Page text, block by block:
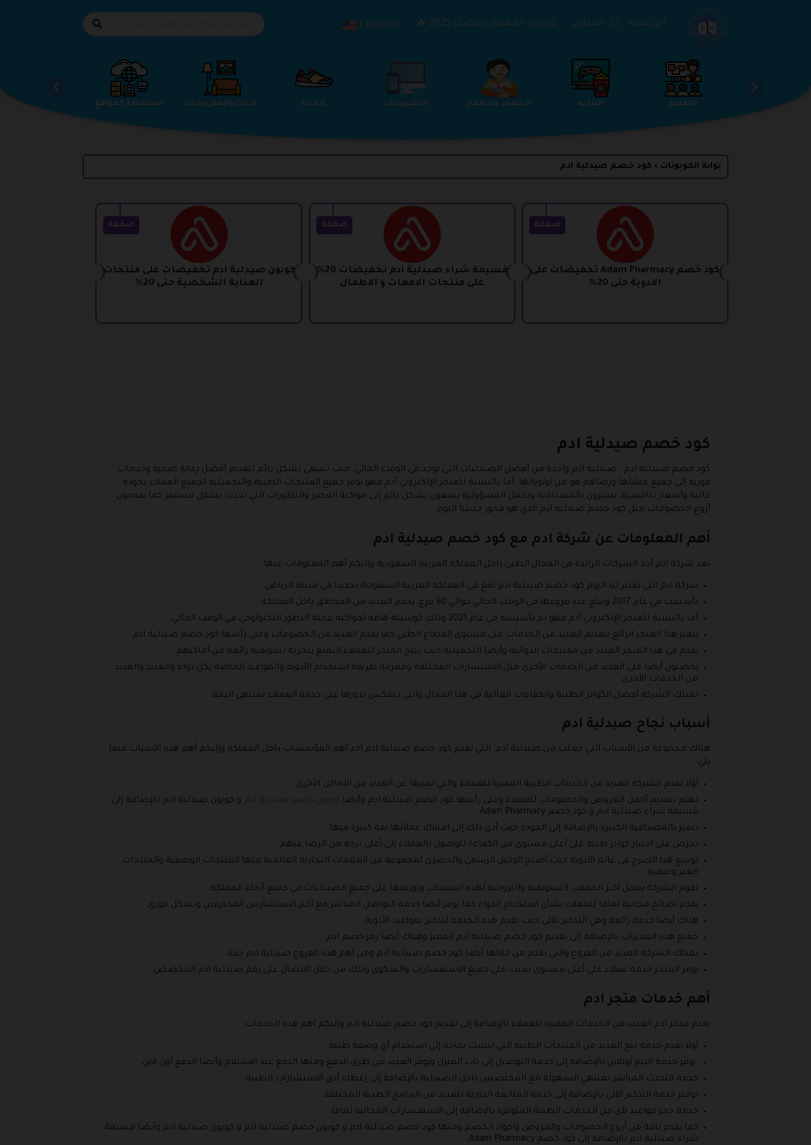
الرئيسية كل المتاجر عروض الجمعة البيضاء 2025 🔥 ENGLISH
استضافة المواقع الاثاث والمفروشات الاحذية الالكترونيات الامهات والاطفال الترفيه التعليم الجمال والعناية الخدمات
بوابة الكوبونات > كود خصم صيدلية ادم
صفقة
كود خصم Adam Pharmacy تخفيضات على
الادوية حتى 20%
صفقة
قسيمة شراء صيدلية ادم تخفيضات 20%
على منتجات الامهات و الاطفال
صفقة
كوبون صيدلية ادم تخفيضات على منتجات
العناية الشخصية حتى 20%
كود خصم صيدلية ادم
كود خصم صيدلية ادم ، صيدلية ادم واحدة من أفضل الصيدليات التي توجد في الوقت الحالي، حيث تسعى بشكل دائم لتقديم أفضل رعاية صحية وخدمات
فورية إلى جميع عملائها ورضاهم هو من اولوياتها، أما بالنسبة للمتجر الإلكتروني آدم فهو يوفر جميع المنتجات الطبية والتجميلية لجميع العملاء بجودة
عالية وأسعار تنافسية، يتميزون بالمصداقية وتحمل المسؤولية يسعون بشكل دائم إلى مواكبة العصر والتطورات التي تحدث بشكل مستمر كما يقدمون
أروع الخصومات مثل كود خصم صيدلية ادم الذي هو محور حديثنا اليوم.
أهم المعلومات عن شركة ادم مع كود خصم صيدلية ادم
تعد شركة ادم أحد الشركات الرائدة في المجال الطبي داخل المملكة العربية السعودية وإليكم أهم المعلومات عنها:
شركة ادم التي تقدم لنا اليوم كود خصم صيدلية ادم تقع في المملكة العربية السعودية تحديدا في مدينة الرياض.
تأسست في عام 2017 ويبلغ عدد فروعها في الوقت الحالي حوالي 60 فرع، يخدم العديد من المناطق داخل المملكة.
أما بالنسبة للمتجر الإلكتروني آدم فهو تم تأسيسه في عام 2021 وذلك كوسيلة هامة لمواكبة عجلة التطور التكنولوجي في الوقت الحالي.
يتميز هذا المتجر الرائع بتقديم العديد من الخدمات على مستوى القطاع الطبي كما يقدم العديد من الخصومات وعلى رأسها كود خصم صيدلية ادم.
يقدم في هذا المتجر العديد من المنتجات الدوائية وأيضا التجميلية حيث يتيح المتجر للعملاء التمتع بتجربة تسويقية رائعة من أماكنهم.
يحصلون أيضا على العديد من الخدمات الأخرى مثل الاستشارات المختلفة ومعرفة طريقة استخدام الأدوية والمواعيد الخاصة بكل دواء والعديد والعديد
من الخدمات الأخرى.
تمتلك الشركة أفضل الكوادر الطبية والكفاءات العالية في هذا المجال والتي تنعكس بدورها على خدمة العملاء بمنتهى الدقة.
أسباب نجاح صيدلية ادم
هناك مجموعة من الأسباب التي جعلت من صيدلية ادم التي تقدم كود خصم صيدلية ادم أحد أهم المؤسسات داخل المملكة وإليكم أهم هذه الأسباب فيما
يلي:
أولا تقدم الشركة العديد من الخدمات الطبية المميزة للعملاء والتي تميزها عن العديد من الأماكن الأخرى.
تهتم بتقديم أجمل العروض والخصومات للعملاء وعلى رأسها كود خصم صيدلية ادم وأيضا كوبون خصم صيدلية ادم و كوبون صيدلية ادم بالإضافة إلى
قسيمة شراء صيدلية ادم و كود خصم Adam Pharmacy.
تتميز بالمصداقية الكبيرة بالإضافة إلى الجودة حيث أدى ذلك إلى امتلاك عملائها ثقة كبيرة فيها.
تحرص على اختيار كوادر طبية على أعلى مستوى من الكفاءة للوصول بالعملاء إلى أعلى درجة من الرضا عنهم.
توسع هذا الصرح في عالم الأدوية حيث أصبح الوكيل الرسمي والحصري لمجموعة من العلامات التجارية العالمية منها المنتجات الوصفية والمنتجات
الغير وصفية.
تقوم الشركة بعمل أكبر الحملات التسويقية والتروجية لهذه المنتجات وتوزيعها على جميع الصيدليات في جميع أنحاء المملكة.
يقدم نصائح مجانية تماما للعملاء بشأن استخدام الدواء كما يوفر أيضا خدمة التواصل المباشر مع أكبر الاستشاريين المحترفين وبشكل فوري.
هناك أيضا خدمة رائعة وهي التذكير الآلي حيث تقدم هذه الخدمة لتذكير بمواعيد الأدوية.
جميع هذه المميزات بالإضافة إلى تقديم كود خصم صيدلية ادم المميز وهناك أيضا رمز خصم ادم.
تمتلك الشركة العديد من الفروع والتي تقدم من خلالها أيضا كود خصم صيدلية ادم ومن أهم هذه الفروع صيدلية ادم جدة.
يوفر المتجر خدمة عملاء على أعلى مستوى تجيب على جميع الاستفسارات والشكوى وذلك من خلال الاتصال على رقم صيدلية ادم المخصص.
أهم خدمات متجر ادم
يقدم متجر ادم العديد من الخدمات المميزة للعملاء بالإضافة إلى تقديم كود خصم صيدلية ادم وإليكم أهم هذه الخدمات:
أولا تقدم خدمة بيع العديد من المنتجات الطبية التي ليست بحاجة إلى استخدام أي وصفة طبية.
يوفر خدمة البيع اونلاين بالإضافة إلى خدمة التوصيل إلى باب المنزل ويوفر العديد من طرق الدفع ومنها الدفع عند الاستلام وأيضا الدفع أون لاين.
خدمة التحدث المباشر بمنتهي السهولة مع المختصيين داخل الصيدلية بالإضافة إلى إعطاء أدق الاستشارات الطبية.
توفير خدمة التذكير الآلي بالإضافة إلى خدمة المتابعة الدورية للعديد من البرامج الطبية المختلفة.
خدمة حجز مواعيد لأي من الخدمات الطبية المتوفرة بالإضافة إلى الاستفسارات المجانية تماما.
كما يقدم باقة من أروع الخصومات والعروض واكواد الخصم ومنها كود خصم صيدلية ادم و كوبون خصم صيدلية ادم و كوبون صيدلية ادم وأيضا قسيمة
شراء صيدلية ادم بالإضافة إلى كود خصم Adam Pharmacy.